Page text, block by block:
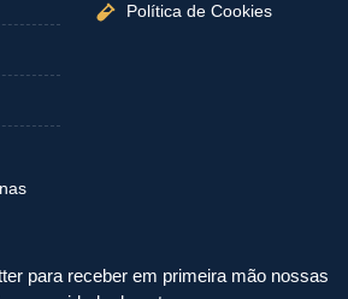
Política de Cookies
para receber em primeira mão nossas